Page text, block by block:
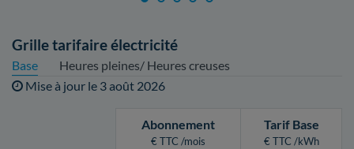
Grille tarifaire électricité
Base
Heures pleines/ Heures creuses
Mise à jour le 3 août 2026
Abonnement
€ TTC /mois
Tarif Base
€ TTC /kWh